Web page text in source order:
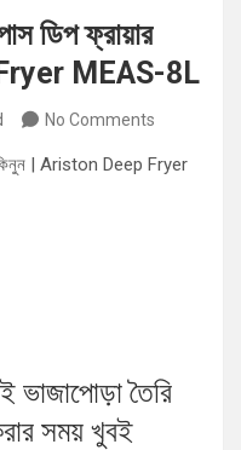
ডিপ ফ্রায়ার
MEAS-8L
No Comments
কিনুন | Ariston Deep Fryer
ভাজাপোড়া তৈরি
সময় খুবই